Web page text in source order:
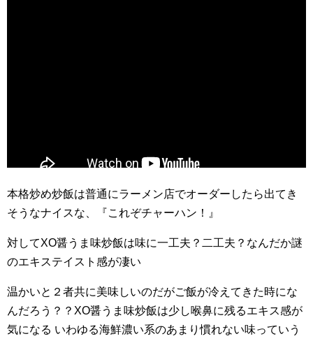
本格炒め炒飯は普通にラーメン店でオーダーしたら出てき
そうなナイスな、『これぞチャーハン！』
対してXO醤うま味炒飯は味に一工夫？二工夫？なんだか謎
のエキステイスト感が凄い
温かいと２者共に美味しいのだがご飯が冷えてきた時にな
んだろう？？XO醤うま味炒飯は少し喉鼻に残るエキス感が
気になる いわゆる海鮮濃い系のあまり慣れない味っていう